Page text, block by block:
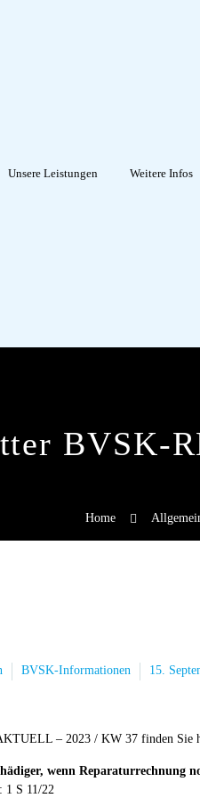
Unsere Leistungen Weitere Infos
BVSK-
Home
BVSK-Informationen 15.
– 2023 / KW 37 finden Sie
wenn Reparaturrechnung
1 S 11/22